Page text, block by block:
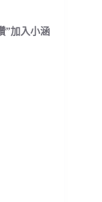
”加入小涵